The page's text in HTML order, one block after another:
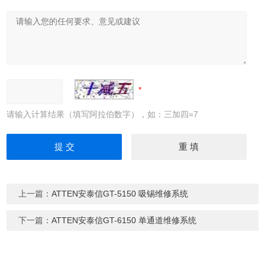
请输入计算结果（填写阿拉伯数字），如：三加四=7
上一篇：ATTEN安泰信GT-5150 吸锡维修系统
下一篇：ATTEN安泰信GT-6150 单通道维修系统